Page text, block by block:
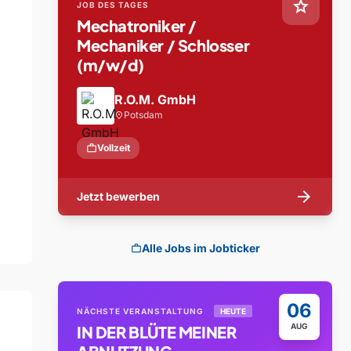
star
JOB DES TAGES
Mechatroniker /
Mechaniker / Schlosser
(m/w/d)
R.O.M. GmbH
location_on Potsdam
workVollzeit
Jetzt bewerben arrow_forward
workAlle Jobs im Jobticker
06
AUG
NÄCHSTE VERANSTALTUNG HEUTE
IN DER BLÜTE MEINER